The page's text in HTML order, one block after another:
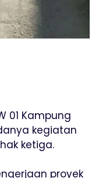
01 Kampung
kegiatan
ketiga.
proyek